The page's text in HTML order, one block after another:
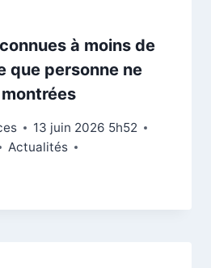
à moins de
que personne ne
13 juin 2026 5h52
Actualités